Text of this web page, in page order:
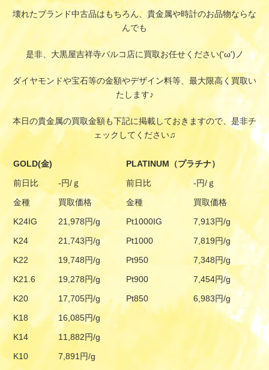
壊れたブランド中古品はもちろん、貴金属や時計のお品物ならな
んでも
是非、大黒屋吉祥寺パルコ店に買取お任せください('ω')ノ
ダイヤモンドや宝石等の金額やデザイン料等、最大限高く買取い
たします♪
本日の貴金属の買取金額も下記に掲載しておきますので、是非チ
ェックしてください♫
GOLD(金)
PLATINUM（プラチナ）
前日比
-円/ｇ 前日比
-円/ｇ
金種
買取価格 金種
買取価格
K24IG
21,978円/g Pt1000IG
7,913円/g
K24
21,743円/g Pt1000
7,819円/g
K22
19,748円/g Pt950
7,348円/g
K21.6
19,278円/g Pt900
7,454円/g
K20
17,705円/g Pt850
6,983円/g
K18
16,085円/g
K14
11,882円/g
K10
7,891円/g